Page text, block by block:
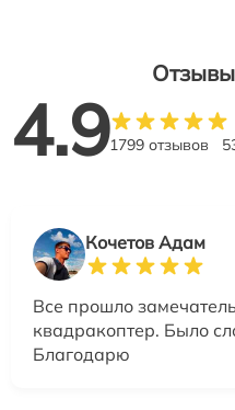
4.91799 отзывов
Кочетов Адам
Все прошло
квадракоптер. Было
Благодарю